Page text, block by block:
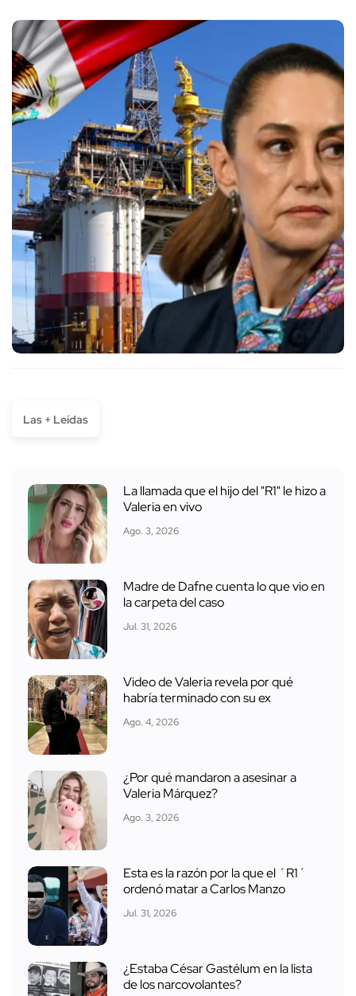
Las + Leídas
La llamada que el hijo del "R1" le hizo a
Valeria en vivo
Ago. 3, 2026
Madre de Dafne cuenta lo que vio en
la carpeta del caso
Jul. 31, 2026
Video de Valeria revela por qué
habría terminado con su ex
Ago. 4, 2026
¿Por qué mandaron a asesinar a
Valeria Márquez?
Ago. 3, 2026
Esta es la razón por la que el ´R1´
ordenó matar a Carlos Manzo
Jul. 31, 2026
¿Estaba César Gastélum en la lista
de los narcovolantes?